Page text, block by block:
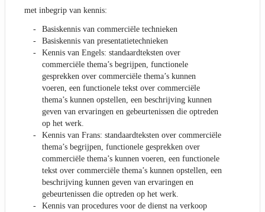
met inbegrip van kennis:
Basiskennis van commerciële technieken
Basiskennis van presentatietechnieken
Kennis van Engels: standaardteksten over
commerciële thema’s begrijpen, functionele
gesprekken over commerciële thema’s kunnen
voeren, een functionele tekst over commerciële
thema’s kunnen opstellen, een beschrijving kunnen
geven van ervaringen en gebeurtenissen die optreden
op het werk.
Kennis van Frans: standaardteksten over commerciële
thema’s begrijpen, functionele gesprekken over
commerciële thema’s kunnen voeren, een functionele
tekst over commerciële thema’s kunnen opstellen, een
beschrijving kunnen geven van ervaringen en
gebeurtenissen die optreden op het werk.
Kennis van procedures voor de dienst na verkoop